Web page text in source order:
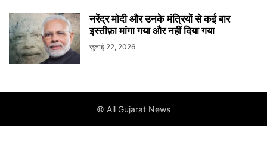
नरेंद्र मोदी और उनके मंत्रियों से कई बार
इस्तीफ़ा मांगा गया और नहीं दिया गया
जुलाई 22, 2026
© All Gujarat News